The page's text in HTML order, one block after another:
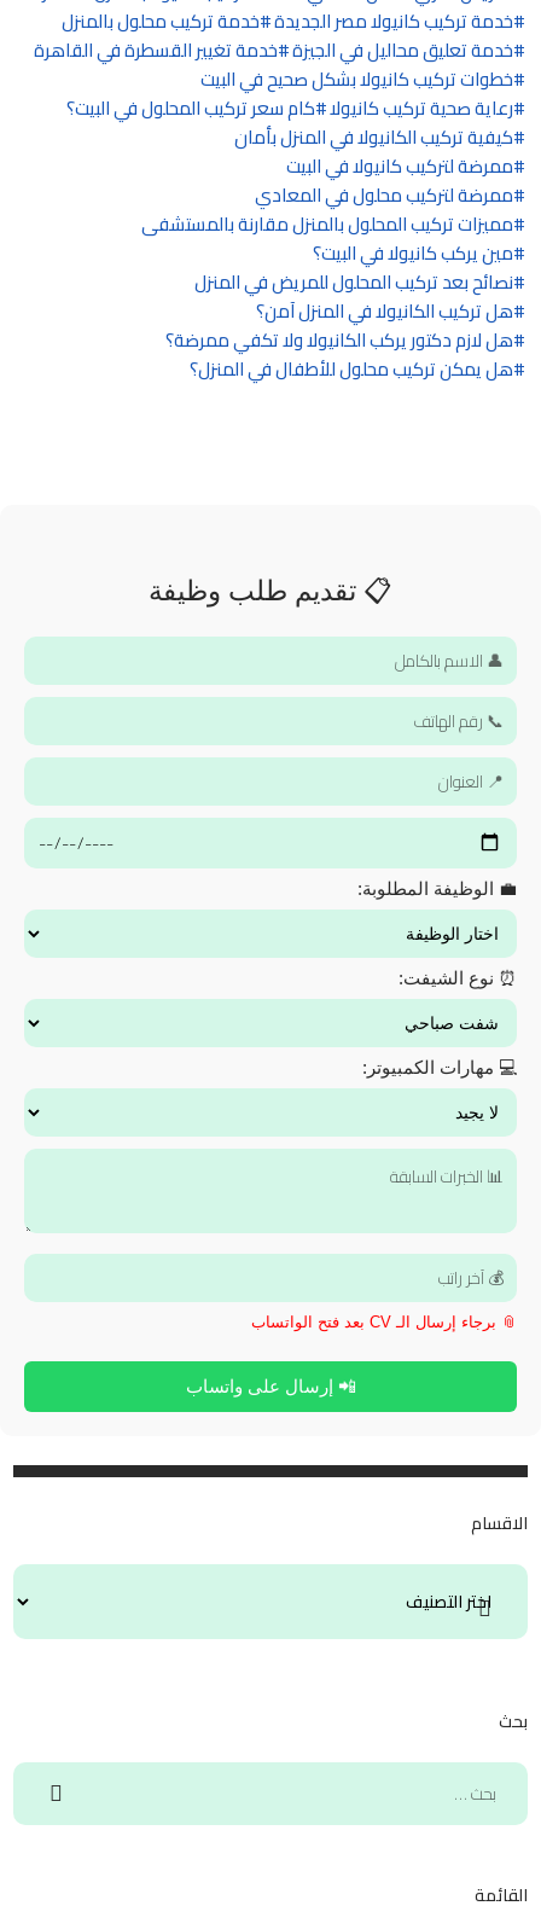
خدمة تركيب كانيولا مصر الجديدة خدمة تركيب محلول بالمنزل
خدمة تعليق محاليل في الجيزة خدمة تغيير القسطرة في القاهرة
خطوات تركيب كانيولا بشكل صحيح في البيت
رعاية صحية تركيب كانيولا كام سعر تركيب المحلول في البيت؟
كيفية تركيب الكانيولا في المنزل بأمان
ممرضة لتركيب كانيولا في البيت
ممرضة لتركيب محلول في المعادي
مميزات تركيب المحلول بالمنزل مقارنة بالمستشفى
مين يركب كانيولا في البيت؟
نصائح بعد تركيب المحلول للمريض في المنزل
هل تركيب الكانيولا في المنزل آمن؟
هل لازم دكتور يركب الكانيولا ولا تكفي ممرضة؟
هل يمكن تركيب محلول للأطفال في المنزل؟
📋 تقديم طلب وظيفة
💼 الوظيفة المطلوبة:
⏰ نوع الشيفت:
💻 مهارات الكمبيوتر:
📎 برجاء إرسال الـ CV بعد فتح الواتساب
📲 إرسال على واتساب
الاقسام
بحث
القائمة